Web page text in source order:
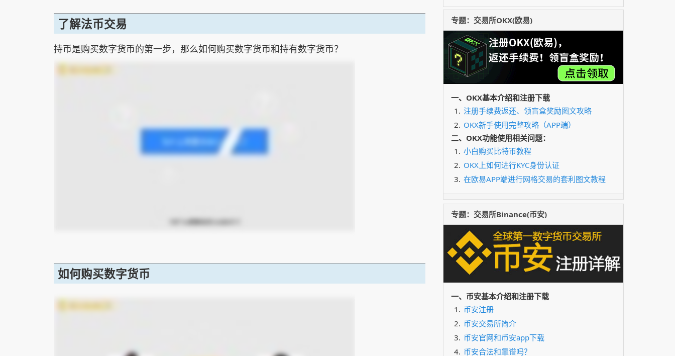
了解法币交易
持币是购买数字货币的第一步，那么如何购买数字货币和持有数字货币？
如何购买数字货币
￥28913.4272
BICO $0.04335
￥0.2929593
HYPE $55.711
￥376.494938
↓-0.38%
OKB
￥592.74418
1.98%
XSOXL $137.98
￥932.46884
↑ 8.23%
FIL $0.696
￥4.703568
↓ -2.3%
ZEC $504.16
￥3407.11328
USDG $1.0011 ↑0.01%
专题：交易所OKX(欧易)
一、OKX基本介绍和注册下载
注册手续费返还、领盲盒奖励图文攻略
OKX新手使用完整攻略（APP端）
二、OKX功能使用相关问题：
小白购买比特币教程
OKX上如何进行KYC身份认证
在欧易APP端进行网格交易的套利图文教程
专题：交易所Binance(币安)
一、币安基本介绍和注册下载
币安注册
币安交易所简介
币安官网和币安app下载
币安合法和靠谱吗？